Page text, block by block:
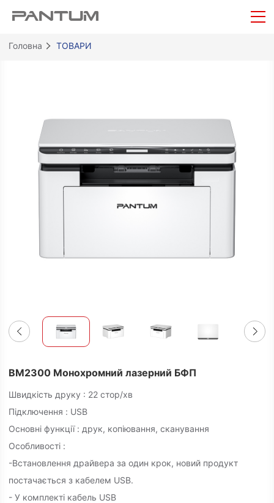
Головна ТОВАРИ
BM2300 Монохромний лазерний БФП
Швидкість друку : 22 стор/хв
Підключення : USB
Основні функції : друк, копіювання, сканування
Особливості :
-Встановлення драйвера за один крок, новий продукт
постачається з кабелем USB.
- У комплекті кабель USB